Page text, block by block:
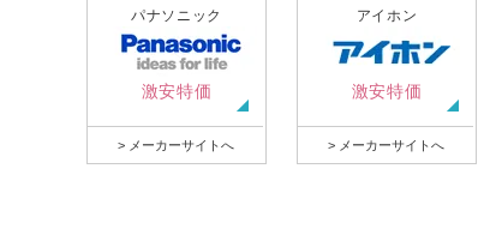
パナソニック
激安特価
> メーカーサイトへ
アイホン
激安特価
> メーカーサイトへ